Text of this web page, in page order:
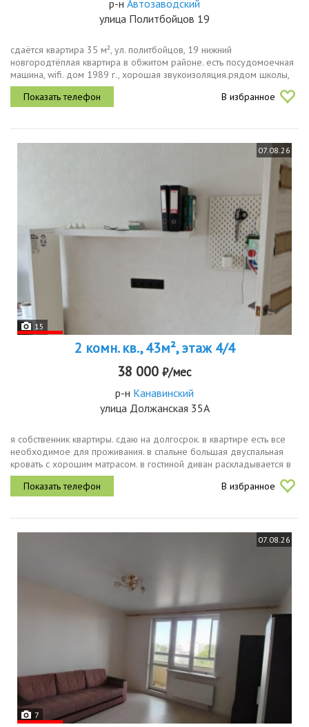
р-н Автозаводский
улица Политбойцов 19
сдаётся квартира 35 м², ул. политбойцов, 19 нижний
новгородтёплая квартира в обжитом районе. есть посудомоечная
машина, wifi. дом 1989 г., хорошая звукоизоляция.рядом школы,
детские сады, магазины, остановка в 57 мин пешком.стоимость 25
000 руб.мес...
В избранное
07.08.26
15
2 комн. кв., 43м², этаж 4/4
38 000 ₽/мес
р-н Канавинский
улица Должанская 35А
я собственник квартиры. сдаю на долгосрок. в квартире есть все
необходимое для проживания. в спальне большая двуспальная
кровать с хорошим матрасом. в гостиной диван раскладывается в
двуспальное место. установлена новая газовая колонка. окна во...
В избранное
07.08.26
7